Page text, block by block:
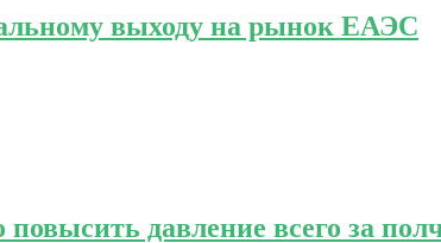
выходу на рынок ЕАЭС
давление всего за